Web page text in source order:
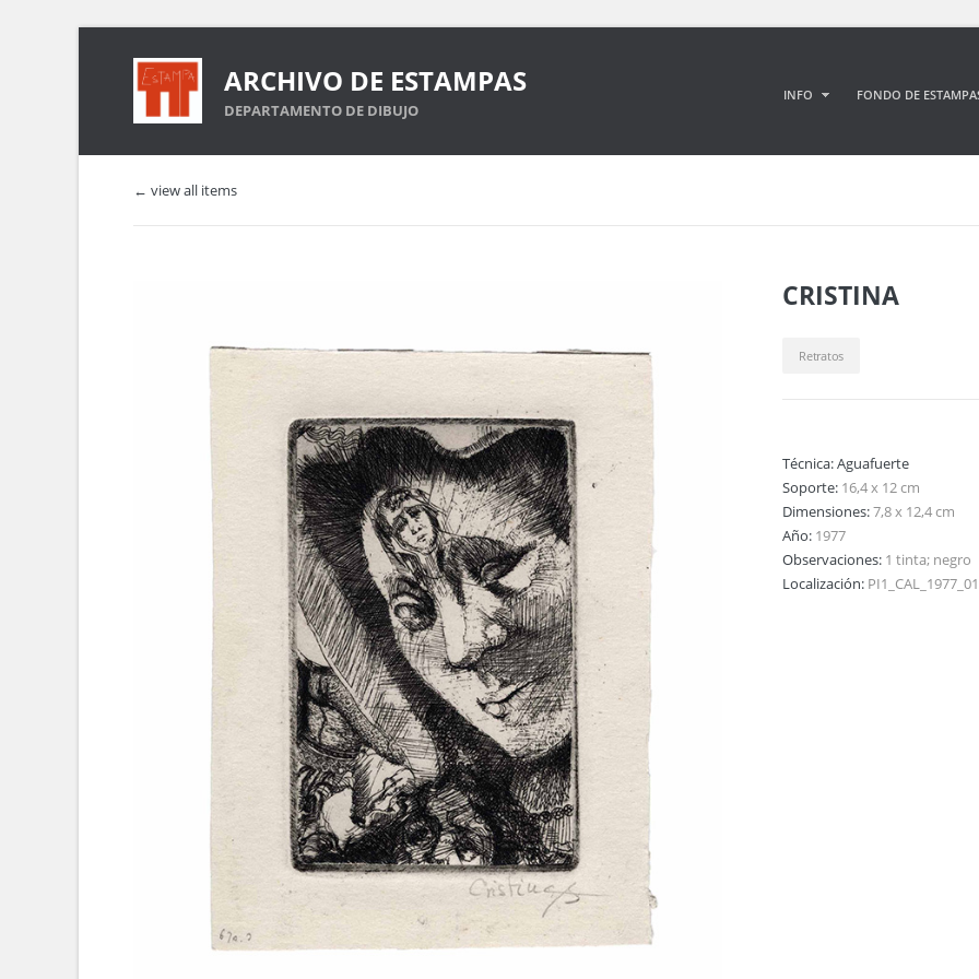
ARCHIVO DE ESTAMPAS
DEPARTAMENTO DE DIBUJO
INFO FONDO DE
← view all items
CRISTINA
Retratos
Técnica:Aguafuerte
Soporte: 16,4 x 12 cm
Dimensiones:7,8 x 12,4 cm
Año: 1977
Observaciones: 1 tinta; negro
Localización: